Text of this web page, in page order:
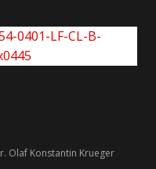
Olaf Konstantin Krueger